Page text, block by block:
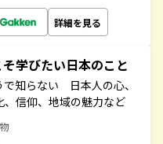
詳細を見る
学びたい日本のこと
で知らない 日本人の心、
、信仰、地域の魅力など